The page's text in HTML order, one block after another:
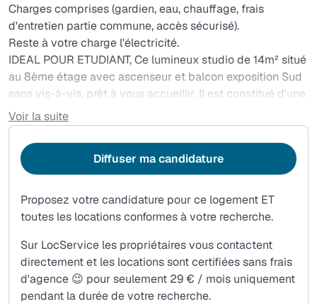
Charges comprises (gardien, eau, chauffage, frais
d'entretien partie commune, accès sécurisé).
Reste à votre charge l'électricité.
IDEAL POUR ETUDIANT, Ce lumineux studio de 14m² situé
au 8ème étage avec ascenseur et balcon exposition Sud
sans vis-à-vis, prêt à vous accueillir. Il est constitué d'une
entrée-kitchenette aménagée et équipée (vaisselle,
Micro-onde, TV, cafetière) une pièce de vie avec clic-clac,
table, placard intégré ouvert sur un balcon, une salle
d'eau avec un WC.
Une place de parking.
Situé à Gradignan au pied du campus Universitaire
Talence / Pessac Bordeaux 2,3, et 4 IUT et écoles. La
bus N° 10,21,31,31 et 35, Tram B (direct Bordeaux centre)
sont des atouts supplémentaires.
Caution parentale demandée
Voir la suite
Proposez votre candidature pour ce logement ET
toutes les locations conformes à votre recherche.
Sur LocService les propriétaires vous contactent
directement et les locations sont certifiées sans frais
d'agence 😉 pour seulement 29 € / mois uniquement
pendant la durée de votre recherche.
Diffuser ma candidature